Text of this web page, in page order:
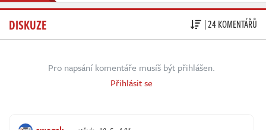
DISKUZE | 24 KOMENTÁŘŮ
Pro napsání komentáře musíš být přihlášen.
Přihlásit se